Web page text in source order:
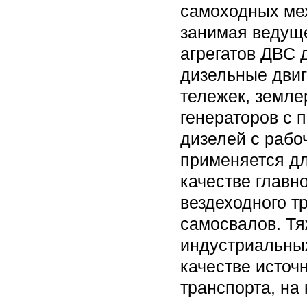
самоходных
занимая
агрегатов ДВС
дизельные
тележек,
генераторов с
дизелей с
применяется
качестве
вездеходного
самосвалов.
качестве
транспорта,